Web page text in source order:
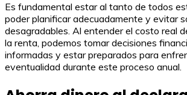
Es fundamental estar al tanto de todos
poder planificar adecuadamente y evitar
desagradables. Al entender el costo real
la renta, podemos tomar decisiones
informadas y estar preparados para
eventualidad durante este proceso anual.